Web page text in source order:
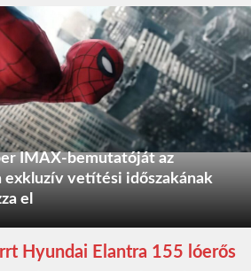
IMAX-bemutatóját az
exkluzív vetítési időszakának
el
Hyundai Elantra 155 lóerős